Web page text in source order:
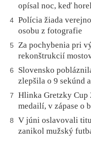
opísal noc, keď
4 Polícia žiada
osobu z fotografie
5
Za pochybenia pri
rekonštrukcií
6
Slovensko
zlepšila o 9 sekúnd
7
Hlinka Gretzky Cup
medailí, v zápase o
8
V júni oslavovali
zanikol mužský